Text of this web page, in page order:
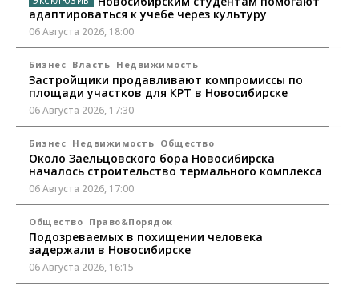
адаптироваться к учебе через культуру
06 Августа 2026, 18:00
Бизнес Власть Недвижимость
Застройщики продавливают компромиссы по
площади участков для КРТ в Новосибирске
06 Августа 2026, 17:30
Бизнес Недвижимость Общество
Около Заельцовского бора Новосибирска
началось строительство термального комплекса
06 Августа 2026, 17:00
Общество Право&Порядок
Подозреваемых в похищении человека
задержали в Новосибирске
06 Августа 2026, 16:15